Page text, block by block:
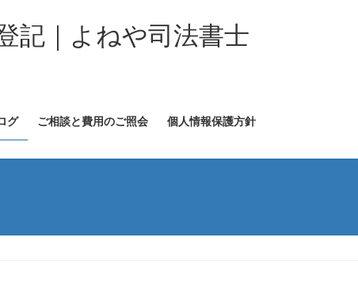
記｜よねや司法書士
グ ご相談と費用のご照会 個人情報保護方針